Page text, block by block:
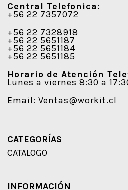
Central Telefonica:
+56 22 7357072
+56 22 7328918
+56 22 5651187
+56 22 5651184
+56 22 5651185
Horario de Atención
Lunes a viernes 8:30 a
Email: Ventas@workit.cl
CATEGORÍAS
CATALOGO
INFORMACIÓN